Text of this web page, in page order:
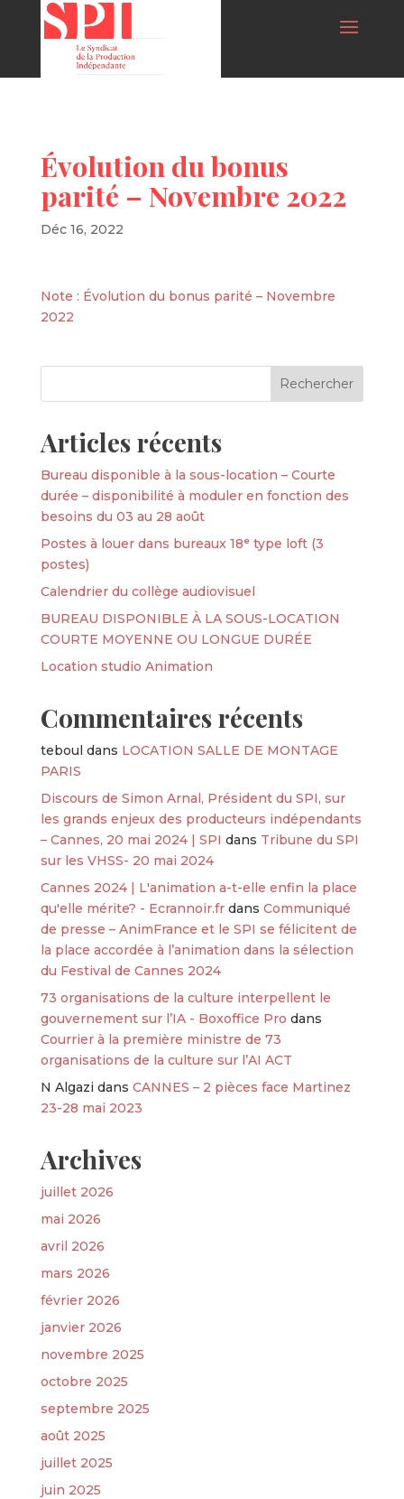
Évolution du bonus
parité – Novembre 2022
Déc 16, 2022
Note : Évolution du bonus parité – Novembre
2022
Articles récents
Bureau disponible à la sous-location – Courte
durée – disponibilité à moduler en fonction des
besoins du 03 au 28 août
Postes à louer dans bureaux 18ᵉ type loft (3
postes)
Calendrier du collège audiovisuel
BUREAU DISPONIBLE À LA SOUS-LOCATION
COURTE MOYENNE OU LONGUE DURÉE
Location studio Animation
Commentaires récents
teboul dans LOCATION SALLE DE MONTAGE
PARIS
Discours de Simon Arnal, Président du SPI, sur
les grands enjeux des producteurs indépendants
– Cannes, 20 mai 2024 | SPI dans Tribune du SPI
sur les VHSS- 20 mai 2024
Cannes 2024 | L'animation a-t-elle enfin la place
qu'elle mérite? - Ecrannoir.frdans Communiqué
de presse – AnimFrance et le SPI se félicitent de
la place accordée à l’animation dans la sélection
du Festival de Cannes 2024
73 organisations de la culture interpellent le
gouvernement sur l’IA - Boxoffice Pro dans
Courrier à la première ministre de 73
organisations de la culture sur l’AI ACT
N Algazi dans CANNES – 2 pièces face Martinez
23-28 mai 2023
Archives
juillet 2026
mai 2026
avril 2026
mars 2026
février 2026
janvier 2026
novembre 2025
octobre 2025
septembre 2025
août 2025
juillet 2025
juin 2025